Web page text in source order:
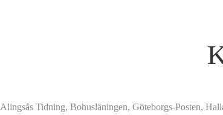
Alingsås Tidning, Bohusläningen, Göteborgs-Posten,